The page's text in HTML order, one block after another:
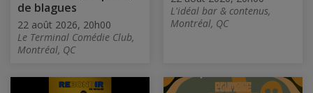
de blagues
22 août 2026, 20h00
Le Terminal Comédie Club,
Montréal, QC
L'idéal bar & contenus,
Montréal, QC